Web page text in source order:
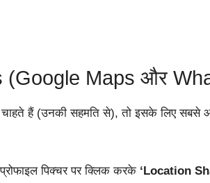
(Google Maps और
चाहते हैं (उनकी सहमति से), तो इसके लिए सबसे
पिक्चर पर क्लिक करके ‘Location